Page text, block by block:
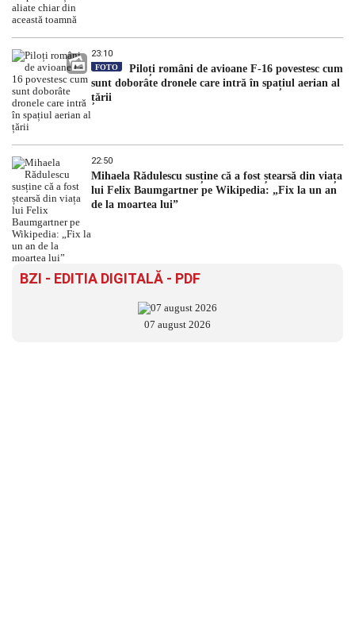
23:10
FOTO
Piloți români de avioane F-16 povestesc cum
sunt doborâte dronele care intră în spațiul aerian al
țării
22:50
Mihaela Rădulescu susține că a fost ștearsă din viața
lui Felix Baumgartner pe Wikipedia: „Fix la un an
de la moartea lui”
BZI - EDITIA DIGITALĂ - PDF
07 august 2026